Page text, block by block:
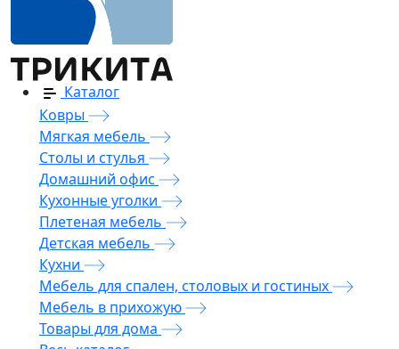
Каталог
Ковры
Мягкая мебель
Столы и стулья
Домашний офис
Кухонные уголки
Плетеная мебель
Детская мебель
Кухни
Мебель для спален, столовых и гостиных
Мебель в прихожую
Товары для дома